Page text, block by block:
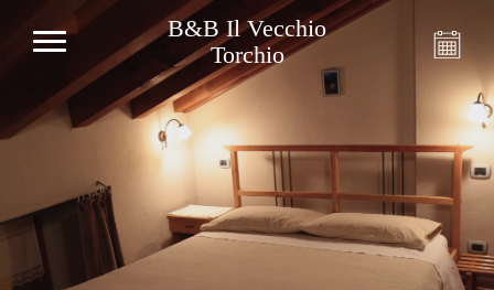
B&B Il Vecchio
Torchio